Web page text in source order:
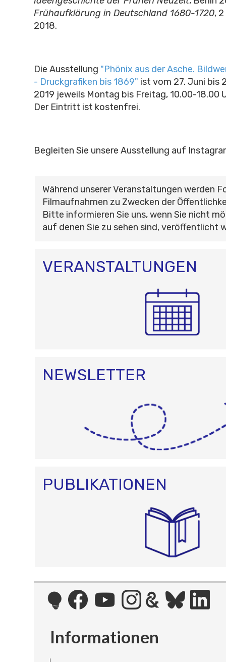
Frühaufklärung in Deutschland 1680-1720,
2018.
Die Ausstellung "Phönix aus der Asche.
- Druckgrafiken bis 1869" ist vom 27. Juni bis
2019 jeweils Montag bis Freitag, 10.00-18.00
Der Eintritt ist kostenfrei.
Begleiten Sie unsere Ausstellung auf
Während unserer Veranstaltungen werden
Filmaufnahmen zu Zwecken der
Bitte informieren Sie uns, wenn Sie nicht
auf denen Sie zu sehen sind, veröffentlicht
VERANSTALTUNGEN
NEWSLETTER
PUBLIKATIONEN
Informationen